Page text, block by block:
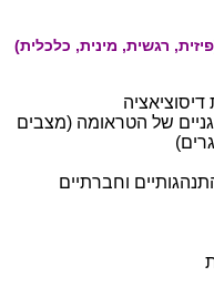
רגשית, מינית, כלכלית)
של הטראומה (מצבים
וחברתיים